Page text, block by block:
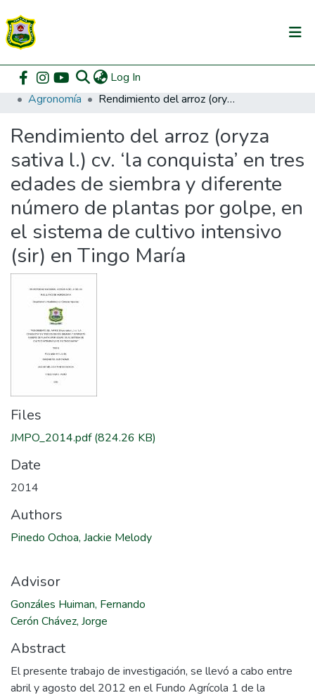
Log In
Communities & Collections
All of DSpace
DSpace Statistics
Home Pregrado
Facultad de Agronomía
Agronomía
Rendimiento del arroz (oryza sativa l.) cv. ‘la conquista’ en tres edades de siembra y diferente número de plantas por golpe, en el sistema de cultivo intensivo (sir) en Tingo María
Rendimiento del arroz (oryza
sativa l.) cv. ‘la conquista’ en tres
edades de siembra y diferente
número de plantas por golpe, en
el sistema de cultivo intensivo
(sir) en Tingo María
Files
JMPO_2014.pdf(824.26 KB)
Date
2014
Authors
Pinedo Ochoa, Jackie Melody
Advisor
Gonzáles Huiman, Fernando
Cerón Chávez, Jorge
Abstract
El presente trabajo de investigación, se llevó a cabo entre
abril y agosto del 2012 en el Fundo Agrícola 1 de la